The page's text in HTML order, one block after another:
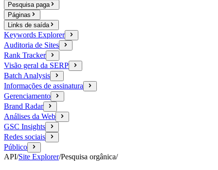
Pesquisa paga
Páginas
Links de saída
Keywords Explorer
Auditoria de Sites
Rank Tracker
Visão geral da SERP
Batch Analysis
Informações de assinatura
Gerenciamento
Brand Radar
Análises da Web
GSC Insights
Redes sociais
Público
API/Site Explorer/Pesquisa orgânica/